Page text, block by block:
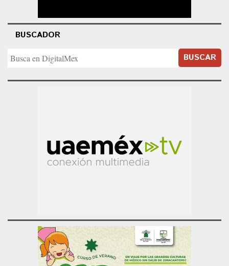
BUSCADOR
BUSCAR